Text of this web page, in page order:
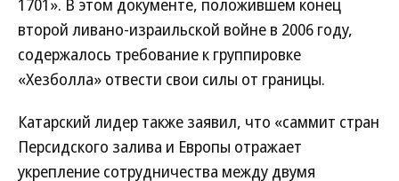
1701». В этом документе, положившем конец
второй ливано-израильской войне в 2006 году,
содержалось требование к группировке
«Хезболла» отвести свои силы от границы.
Катарский лидер также заявил, что «саммит стран
Персидского залива и Европы отражает
укрепление сотрудничества между двумя